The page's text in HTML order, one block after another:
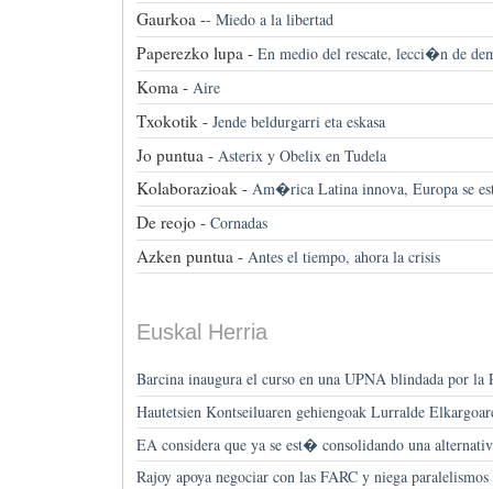
Gaurkoa -- Miedo a la libertad
Paperezko lupa - En medio del rescate, lecci�n de
Koma - Aire
Txokotik - Jende beldurgarri eta eskasa
Jo puntua - Asterix y Obelix en Tudela
Kolaborazioak - Am�rica Latina innova, Europa se
De reojo - Cornadas
Azken puntua - Antes el tiempo, ahora la crisis
Euskal Herria
Barcina inaugura el curso en una UPNA blindada por
Hautetsien Kontseiluaren gehiengoak Lurralde
EA considera que ya se est� consolidando una
Rajoy apoya negociar con las FARC y niega